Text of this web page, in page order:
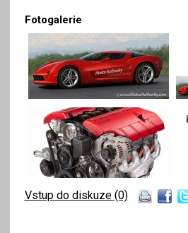
Fotogalerie
Vstup do diskuze (0)